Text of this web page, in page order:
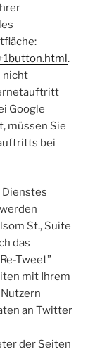
.
nicht
Google
müssen Sie
bei
St., Suite
das
Tweet”
mit Ihrem
an Twitter
der Seiten